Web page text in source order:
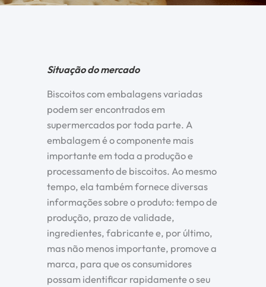
Situação do mercado
Biscoitos com embalagens variadas
podem ser encontrados em
supermercados por toda parte. A
embalagem é o componente mais
importante em toda a produção e
processamento de biscoitos. Ao mesmo
tempo, ela também fornece diversas
informações sobre o produto: tempo de
produção, prazo de validade,
ingredientes, fabricante e, por último,
mas não menos importante, promove a
marca, para que os consumidores
possam identificar rapidamente o seu